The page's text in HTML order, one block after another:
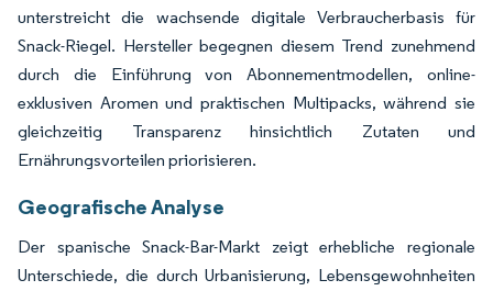
unterstreicht die wachsende digitale Verbraucherbasis für
Snack-Riegel. Hersteller begegnen diesem Trend zunehmend
durch die Einführung von Abonnementmodellen, online-
exklusiven Aromen und praktischen Multipacks, während sie
gleichzeitig Transparenz hinsichtlich Zutaten und
Ernährungsvorteilen priorisieren.
Geografische Analyse
Der spanische Snack-Bar-Markt zeigt erhebliche regionale
Unterschiede, die durch Urbanisierung, Lebensgewohnheiten